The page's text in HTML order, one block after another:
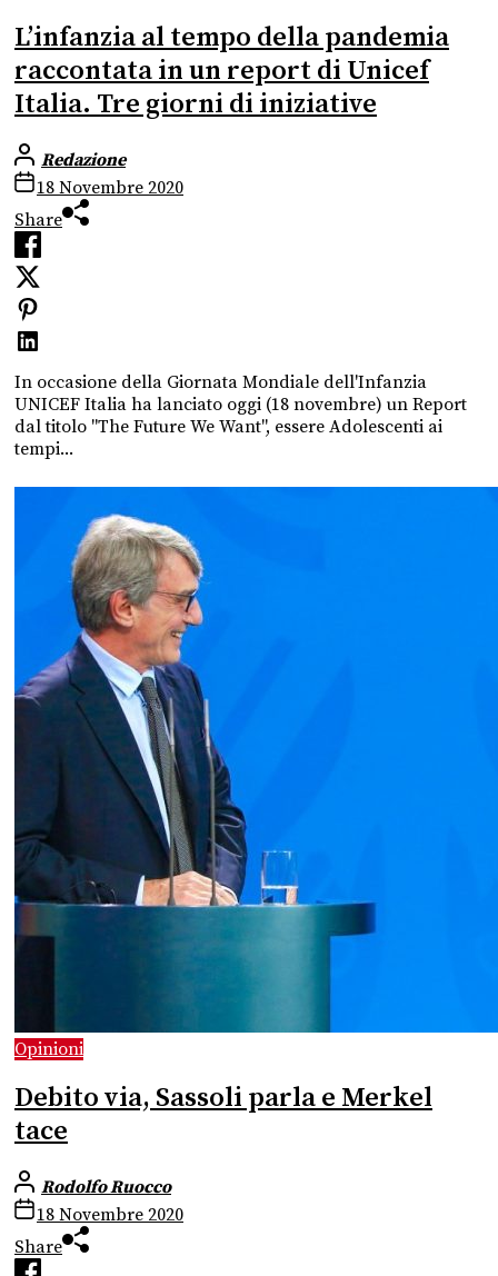
L’infanzia al tempo della pandemia
raccontata in un report di Unicef
Italia. Tre giorni di iniziative
Redazione
18 Novembre 2020
Share
In occasione della Giornata Mondiale dell'Infanzia
UNICEF Italia ha lanciato oggi (18 novembre) un Report
dal titolo "The Future We Want", essere Adolescenti ai
tempi...
Opinioni
Debito via, Sassoli parla e Merkel
tace
Rodolfo Ruocco
18 Novembre 2020
Share